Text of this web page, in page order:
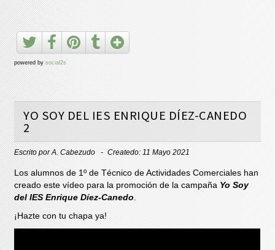
powered bysocial2s
YO SOY DEL IES ENRIQUE DÍEZ-CANEDO
2
Escrito porA. Cabezudo Createdo: 11 Mayo 2021
Los alumnos de 1º de Técnico de Actividades Comerciales han
creado este vídeo para la promoción de la campaña Yo Soy
del IES Enrique Díez-Canedo
¡Hazte con tu chapa ya!